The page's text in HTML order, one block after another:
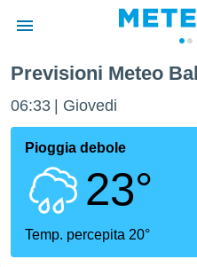
di
per
le
di
Previsioni Meteo
06:33 Giovedi
Pioggia debole
23°
Temp. percepita 20°